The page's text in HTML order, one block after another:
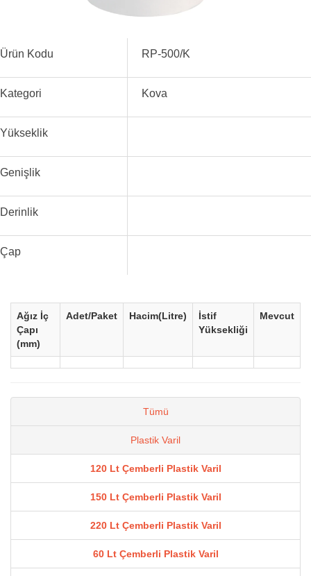
Ürün Kodu RP-500/K
Kategori Kova
Yükseklik
Genişlik
Derinlik
Çap
Ağız İç
Çapı
(mm)
Adet/Paket Hacim(Litre)
İstif
Yüksekliği
Mevcut
Tümü
Plastik Varil
120 Lt Çemberli Plastik Varil
150 Lt Çemberli Plastik Varil
220 Lt Çemberli Plastik Varil
60 Lt Çemberli Plastik Varil